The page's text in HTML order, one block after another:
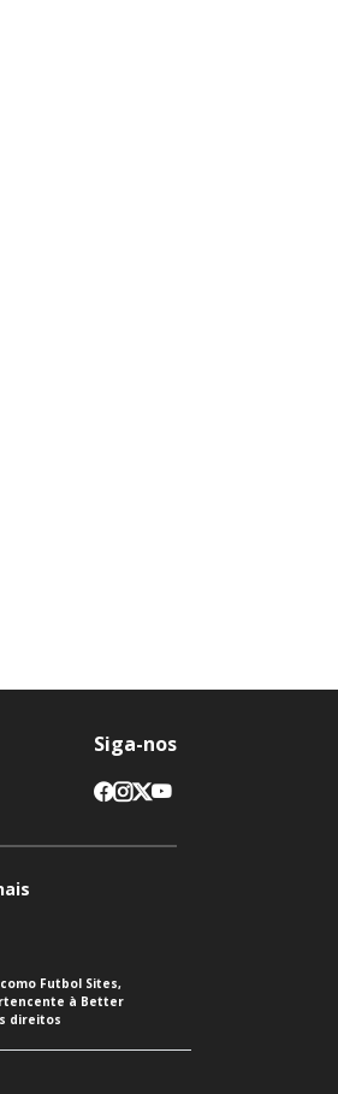
Siga-nos
Futbol Sites,
à Better
direitos